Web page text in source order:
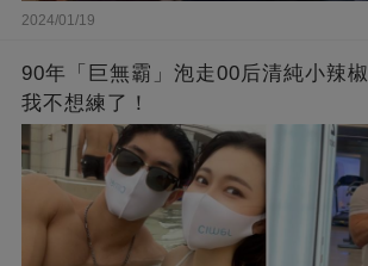
2024/01/19
90年「巨無霸」泡走00后清純小辣
我不想練了！